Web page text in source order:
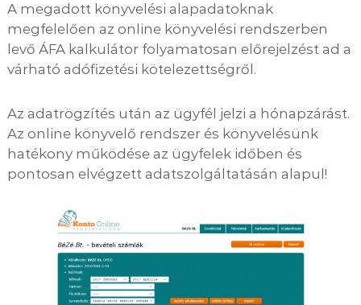
A megadott könyvelési alapadatoknak
megfelelően az online könyvelési rendszerben
levő ÁFA kalkulátor folyamatosan előrejelzést ad a
várható adófizetési kötelezettségről.
Az adatrögzítés után az ügyfél jelzi a hónapzárást.
Az online könyvelő rendszer és könyvelésünk
hatékony működése az ügyfelek időben és
pontosan elvégzett adatszolgáltatásán alapul!